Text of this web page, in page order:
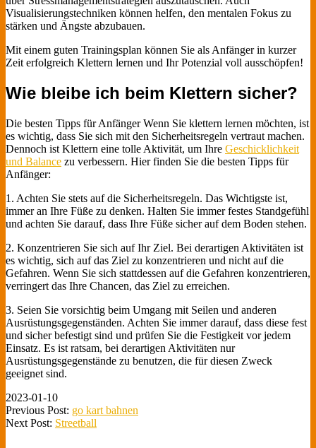
Visualisierungstechniken können helfen, den mentalen Fokus zu
stärken und Ängste abzubauen.
Mit einem guten Trainingsplan können Sie als Anfänger in kurzer
Zeit erfolgreich Klettern lernen und Ihr Potenzial voll ausschöpfen!
Wie bleibe ich beim Klettern sicher?
Die besten Tipps für Anfänger Wenn Sie klettern lernen möchten, ist
es wichtig, dass Sie sich mit den Sicherheitsregeln vertraut machen.
Dennoch ist Klettern eine tolle Aktivität, um Ihre Geschicklichkeit
und Balance zu verbessern. Hier finden Sie die besten Tipps für
Anfänger:
1. Achten Sie stets auf die Sicherheitsregeln. Das Wichtigste ist,
immer an Ihre Füße zu denken. Halten Sie immer festes Standgefühl
und achten Sie darauf, dass Ihre Füße sicher auf dem Boden stehen.
2. Konzentrieren Sie sich auf Ihr Ziel. Bei derartigen Aktivitäten ist
es wichtig, sich auf das Ziel zu konzentrieren und nicht auf die
Gefahren. Wenn Sie sich stattdessen auf die Gefahren konzentrieren,
verringert das Ihre Chancen, das Ziel zu erreichen.
3. Seien Sie vorsichtig beim Umgang mit Seilen und anderen
Ausrüstungsgegenständen. Achten Sie immer darauf, dass diese fest
und sicher befestigt sind und prüfen Sie die Festigkeit vor jedem
Einsatz. Es ist ratsam, bei derartigen Aktivitäten nur
Ausrüstungsgegenstände zu benutzen, die für diesen Zweck
geeignet sind.
2023-01-10
Previous Post: go kart bahnen
Next Post: Streetball